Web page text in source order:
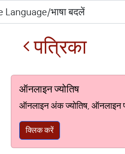
पत्रिका
ऑनलाइन ज्योतिष
ऑनलाइन अंक ज्योतिष, ऑनलाइन
क्लिक करें